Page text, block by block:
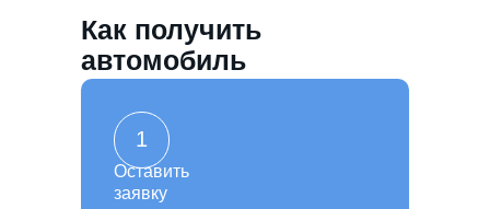
Как получить
автомобиль
Оставить
заявку
1